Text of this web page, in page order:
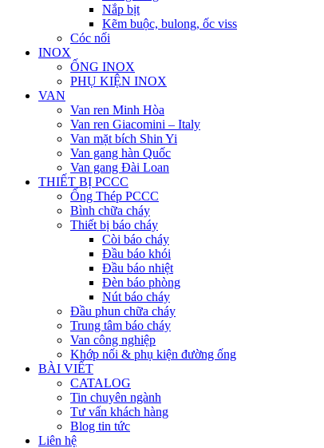
Nắp bịt
Kẽm buộc, bulong, ốc viss
Cóc nối
INOX
ỐNG INOX
PHỤ KIỆN INOX
VAN
Van ren Minh Hòa
Van ren Giacomini – Italy
Van mặt bích Shin Yi
Van gang hàn Quốc
Van gang Đài Loan
THIẾT BỊ PCCC
Ống Thép PCCC
Bình chữa cháy
Thiết bị báo cháy
Còi báo cháy
Đầu báo khói
Đầu báo nhiệt
Đèn báo phòng
Nút báo cháy
Đầu phun chữa cháy
Trung tâm báo cháy
Van công nghiệp
Khớp nối & phụ kiện đường ống
BÀI VIẾT
CATALOG
Tin chuyên ngành
Tư vấn khách hàng
Blog tin tức
Liên hệ